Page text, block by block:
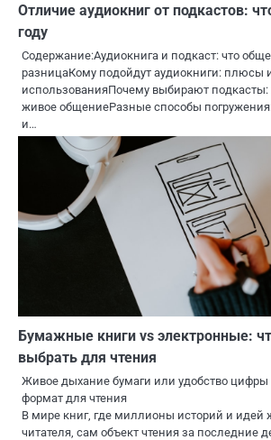
Отличие аудиокниг от подкастов:
году
Содержание:Аудиокнига и подкаст: что
разницаКому подойдут аудиокниги: плюсы
использованияПочему выбирают подкасты:
живое общениеРазные способы погружения:
и…
Бумажные книги vs электронные:
выбрать для чтения
Живое дыхание бумаги или удобство цифры
формат для чтения
В мире книг, где миллионы историй и идей
читателя, сам объект чтения за последние